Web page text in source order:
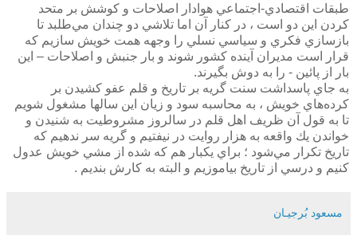
طبقات اقتصادي-اجتماعي هوادار اصلاحات و كوشش بر متحد
كردن اين دو است ،‌ در كنار آن اما تلاشي دو چندان مي‌طلبد تا
بازسازي فكري و سياسي نسلي را وجهه همت خويش سازيم كه
قرار است مديران آينده كشور شوند و بار جنبش و اصلاحات – اين
بار از پائين - را به دوش بگيرند.
به جاي پاسداشت سنت گريه بر تاريخ و قلم عفو كشيدن بر
كرده‌هاي خويش ، به محاسبه سود و زيان اين سالها مشغول شويم
تا به قول آن ظريف اهل قلم در سالروز مشروطيت به شنيدن و
خواندن يك واقعه به هزار روايت در نيفتيم و گريه سر ندهيم كه
تاريخ تكرار مي‌شود ؛ براي يكبار هم كه شده از مشي خويش عدول
كنيم و درسي از تاريخ بياموزيم و البته به كارش بنديم .
مسعود بُرجيـان